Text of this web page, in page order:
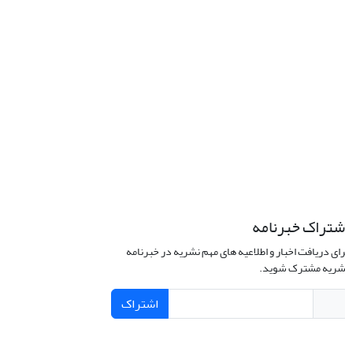
خبرنامه
دریافت اخبار و اطلاعیه های مهم نشریه در خبرنامه
مشترک شوید.
اشتراک